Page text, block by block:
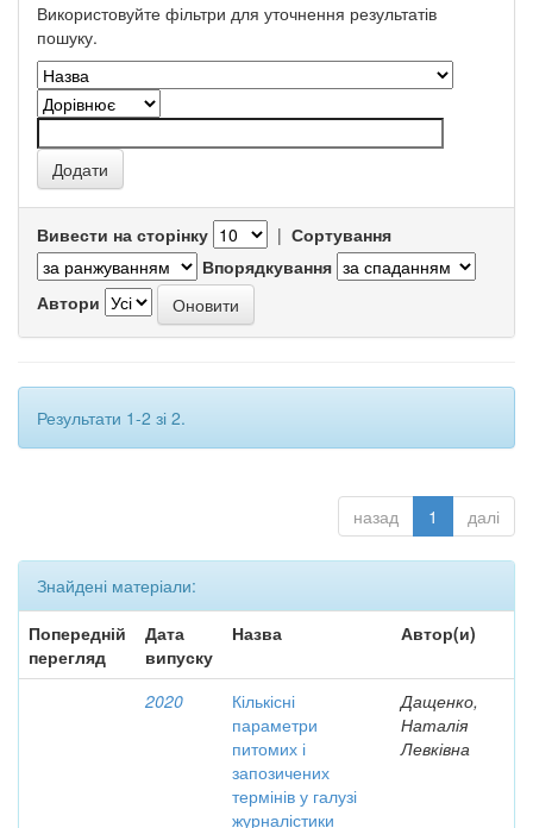
Використовуйте фільтри для уточнення результатів
пошуку.
Вивести на сторінку | Сортування
Впорядкування
Автори
Результати 1-2 зі 2.
назад 1 далі
Знайдені матеріали:
Попередній
перегляд
Дата
випуску
Назва Автор(и)
2020
Кількісні
параметри
питомих і
запозичених
термінів у галузі
журналістики
Дащенко,
Наталія
Левківна